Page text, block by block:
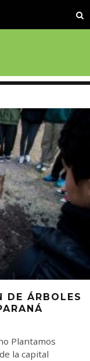
DE ÁRBOLES
Plantamos
la capital